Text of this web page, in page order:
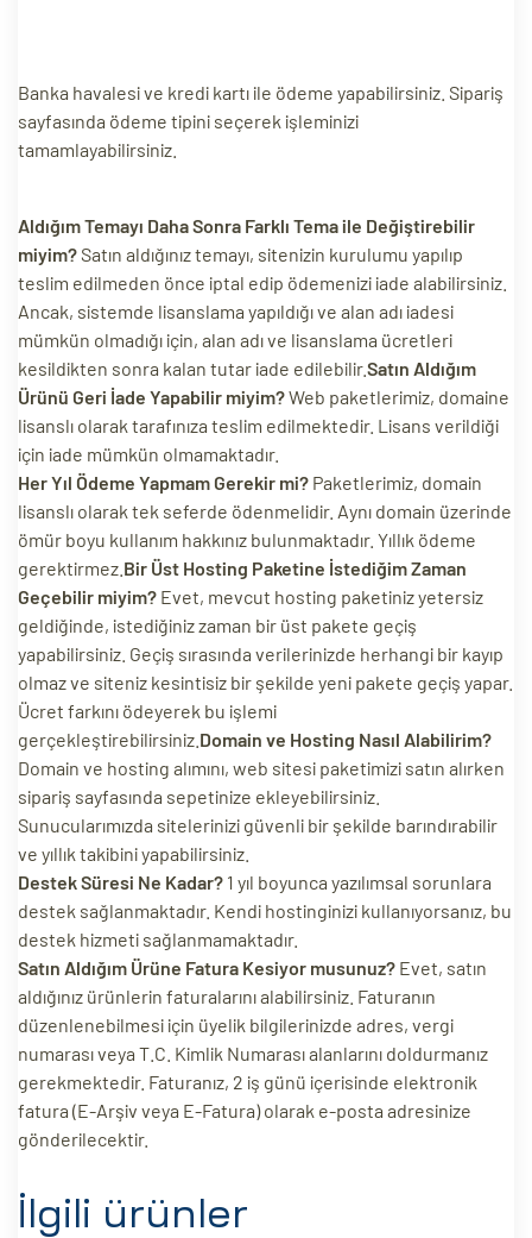
Banka havalesi ve kredi kartı ile ödeme yapabilirsiniz. Sipariş
sayfasında ödeme tipini seçerek işleminizi
tamamlayabilirsiniz.
Aldığım Temayı Daha Sonra Farklı Tema ile Değiştirebilir
miyim?Satın aldığınız temayı, sitenizin kurulumu yapılıp
teslim edilmeden önce iptal edip ödemenizi iade alabilirsiniz.
Ancak, sistemde lisanslama yapıldığı ve alan adı iadesi
mümkün olmadığı için, alan adı ve lisanslama ücretleri
kesildikten sonra kalan tutar iade edilebilir.Satın Aldığım
Ürünü Geri İade Yapabilir miyim?Web paketlerimiz, domaine
lisanslı olarak tarafınıza teslim edilmektedir. Lisans verildiği
için iade mümkün olmamaktadır.
Her Yıl Ödeme Yapmam Gerekir mi? Paketlerimiz, domain
lisanslı olarak tek seferde ödenmelidir. Aynı domain üzerinde
ömür boyu kullanım hakkınız bulunmaktadır. Yıllık ödeme
gerektirmez. Bir Üst Hosting Paketine İstediğim Zaman
Geçebilir miyim? Evet, mevcut hosting paketiniz yetersiz
geldiğinde, istediğiniz zaman bir üst pakete geçiş
yapabilirsiniz. Geçiş sırasında verilerinizde herhangi bir kayıp
olmaz ve siteniz kesintisiz bir şekilde yeni pakete geçiş yapar.
Ücret farkını ödeyerek bu işlemi
gerçekleştirebilirsiniz. Domain ve Hosting Nasıl Alabilirim?
Domain ve hosting alımını, web sitesi paketimizi satın alırken
sipariş sayfasında sepetinize ekleyebilirsiniz.
Sunucularımızda sitelerinizi güvenli bir şekilde barındırabilir
ve yıllık takibini yapabilirsiniz.
Destek Süresi Ne Kadar? 1 yıl boyunca yazılımsal sorunlara
destek sağlanmaktadır. Kendi hostinginizi kullanıyorsanız, bu
destek hizmeti sağlanmamaktadır.
Satın Aldığım Ürüne Fatura Kesiyor musunuz? Evet, satın
aldığınız ürünlerin faturalarını alabilirsiniz. Faturanın
düzenlenebilmesi için üyelik bilgilerinizde adres, vergi
numarası veya T.C. Kimlik Numarası alanlarını doldurmanız
gerekmektedir. Faturanız, 2 iş günü içerisinde elektronik
fatura (E-Arşiv veya E-Fatura) olarak e-posta adresinize
gönderilecektir.
İlgili ürünler